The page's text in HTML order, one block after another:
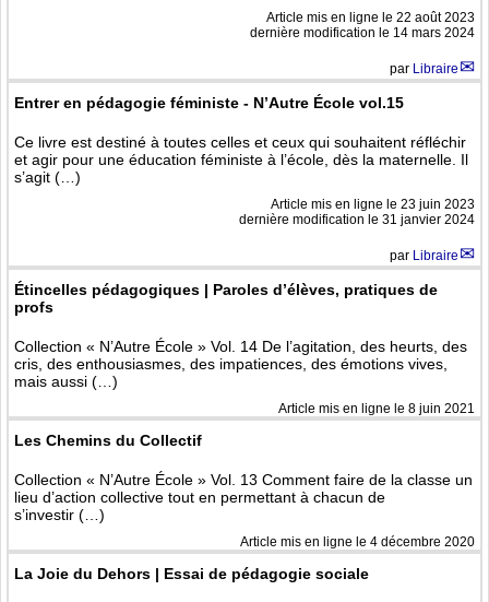
Article mis en ligne le 22 août 2023
dernière modification le 14 mars 2024
par Libraire
Entrer en pédagogie féministe - N’Autre École vol.15
Ce livre est destiné à toutes celles et ceux qui souhaitent réfléchir
et agir pour une éducation féministe à l’école, dès la maternelle. Il
s’agit (…)
Article mis en ligne le 23 juin 2023
dernière modification le 31 janvier 2024
par Libraire
Étincelles pédagogiques | Paroles d’élèves, pratiques de
profs
Collection « N’Autre École » Vol. 14 De l’agitation, des heurts, des
cris, des enthousiasmes, des impatiences, des émotions vives,
mais aussi (…)
Article mis en ligne le 8 juin 2021
Les Chemins du Collectif
Collection « N’Autre École » Vol. 13 Comment faire de la classe un
lieu d’action collective tout en permettant à chacun de
s’investir (…)
Article mis en ligne le 4 décembre 2020
La Joie du Dehors | Essai de pédagogie sociale